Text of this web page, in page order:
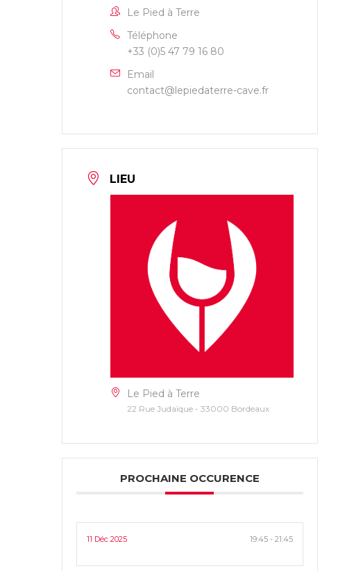
Le Pied à Terre
Téléphone
+33 (0)5 47 79 16 80
Email
contact@lepiedaterre-cave.fr
LIEU
Le Pied à Terre
22 Rue Judaïque - 33000 Bordeaux
PROCHAINE OCCURENCE
11 Déc 2025 19:45 - 21:45